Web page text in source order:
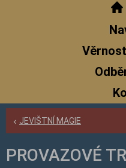
JEVIŠTNÍ MAGIE
PROVAZOVÉ